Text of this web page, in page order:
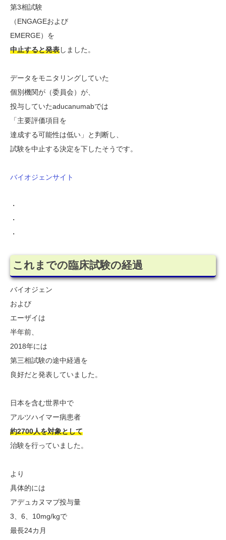
第3相試験
（ENGAGEおよび
EMERGE）を
中止すると発表しました。
データをモニタリングしていた
個別機関が（委員会）が、
投与していたaducanumabでは
「主要評価項目を
達成する可能性は低い」と判断し、
試験を中止する決定を下したそうです。
バイオジェンサイト
・
・
・
これまでの臨床試験の経過
バイオジェン
および
エーザイは
半年前、
2018年には
第三相試験の途中経過を
良好だと発表していました。
日本を含む世界中で
アルツハイマー病患者
約2700人を対象として
治験を行っていました。
より
具体的には
アデュカヌマブ投与量
3、6、10mg/kgで
最長24カ月